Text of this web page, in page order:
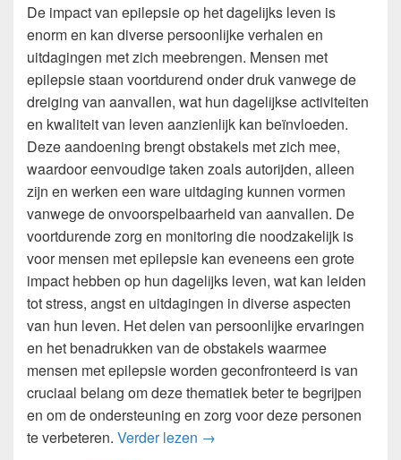
De impact van epilepsie op het dagelijks leven is
enorm en kan diverse persoonlijke verhalen en
uitdagingen met zich meebrengen. Mensen met
epilepsie staan voortdurend onder druk vanwege de
dreiging van aanvallen, wat hun dagelijkse activiteiten
en kwaliteit van leven aanzienlijk kan beïnvloeden.
Deze aandoening brengt obstakels met zich mee,
waardoor eenvoudige taken zoals autorijden, alleen
zijn en werken een ware uitdaging kunnen vormen
vanwege de onvoorspelbaarheid van aanvallen. De
voortdurende zorg en monitoring die noodzakelijk is
voor mensen met epilepsie kan eveneens een grote
impact hebben op hun dagelijks leven, wat kan leiden
tot stress, angst en uitdagingen in diverse aspecten
van hun leven. Het delen van persoonlijke ervaringen
en het benadrukken van de obstakels waarmee
mensen met epilepsie worden geconfronteerd is van
cruciaal belang om deze thematiek beter te begrijpen
en om de ondersteuning en zorg voor deze personen
te verbeteren. Verder lezen Impact van epilepsie op het
→